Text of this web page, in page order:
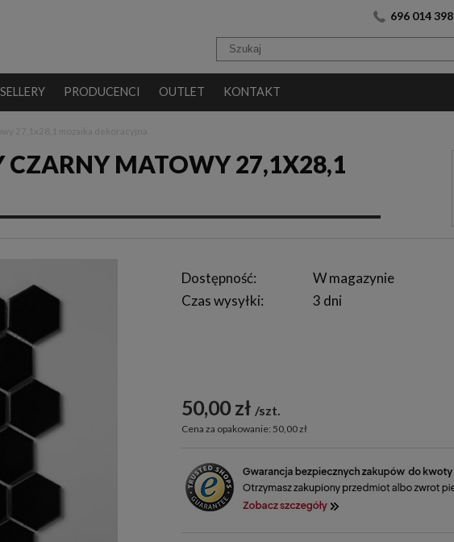
696 014 398
PRODUCENCI OUTLET KONTAKT
CZARNY MATOWY 27,1X28,1
Dostępność:
W magazynie
Czas wysyłki:
3 dni
50,00 zł szt.
Cena za opakowanie: 50,00 zł